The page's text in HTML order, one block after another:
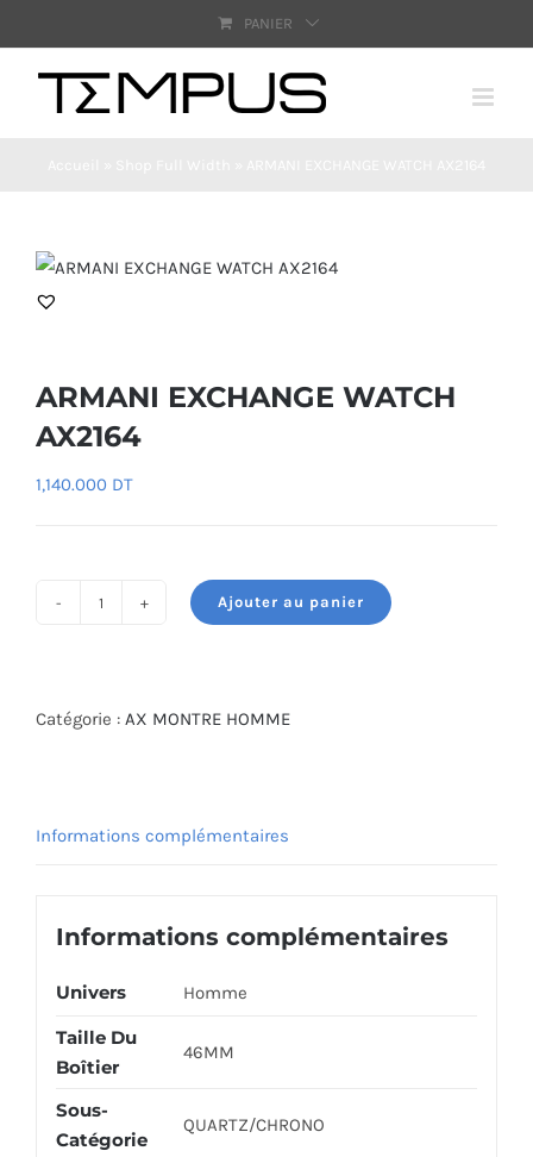
au
contenu
PANIER
ARMANI EXCHANGE WATCH
AX2164
1,140.000 DT
EXCHANGE
Ajouter au panier
Catégorie : AX MONTRE HOMME
Informations complémentaires
Informations complémentaires
Univers Homme
Taille Du
Boîtier
46MM
Sous-
Catégorie
QUARTZ/CHRONO